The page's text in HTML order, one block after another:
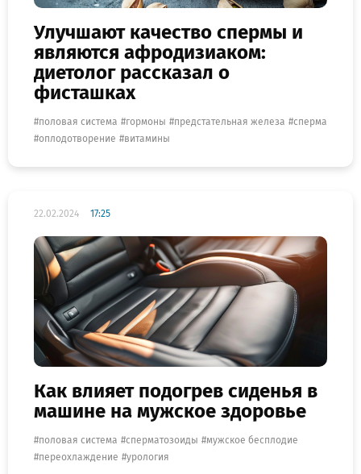
Улучшают качество спермы и
являются афродизиаком:
диетолог рассказал о
фисташках
половая система гормоны предстательная железа
сперма
оплодотворение
витамины
22.02.2024 17:25
Как влияет подогрев сиденья в
машине на мужское здоровье
половая система сперматозоиды
мужское бесплодие
переохлаждение
урология